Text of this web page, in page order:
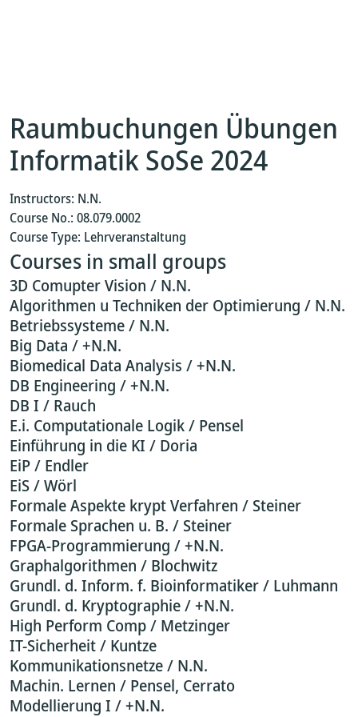
Raumbuchungen Übungen
Informatik SoSe 2024
Instructors: N.N.
Course No.: 08.079.0002
Course Type: Lehrveranstaltung
Courses in small groups
3D Comupter Vision / N.N.
Algorithmen u Techniken der Optimierung / N.N.
Betriebssysteme / N.N.
Big Data / +N.N.
Biomedical Data Analysis / +N.N.
DB Engineering / +N.N.
DB I / Rauch
E.i. Computationale Logik / Pensel
Einführung in die KI / Doria
EiP / Endler
EiS / Wörl
Formale Aspekte krypt Verfahren / Steiner
Formale Sprachen u. B. / Steiner
FPGA-Programmierung / +N.N.
Graphalgorithmen / Blochwitz
Grundl. d. Inform. f. Bioinformatiker / Luhmann
Grundl. d. Kryptographie / +N.N.
High Perform Comp / Metzinger
IT-Sicherheit / Kuntze
Kommunikationsnetze / N.N.
Machin. Lernen / Pensel, Cerrato
Modellierung I / +N.N.